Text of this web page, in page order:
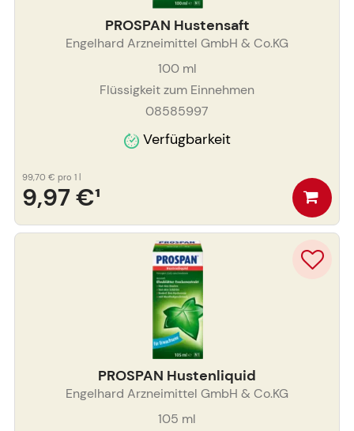
PROSPAN Hustensaft
Engelhard Arzneimittel GmbH & Co.KG
100ml
Flüssigkeit zum Einnehmen
08585997
Verfügbarkeit
9,97 €¹
99,70 € pro 1 l
PROSPAN Hustenliquid
Engelhard Arzneimittel GmbH & Co.KG
105 ml